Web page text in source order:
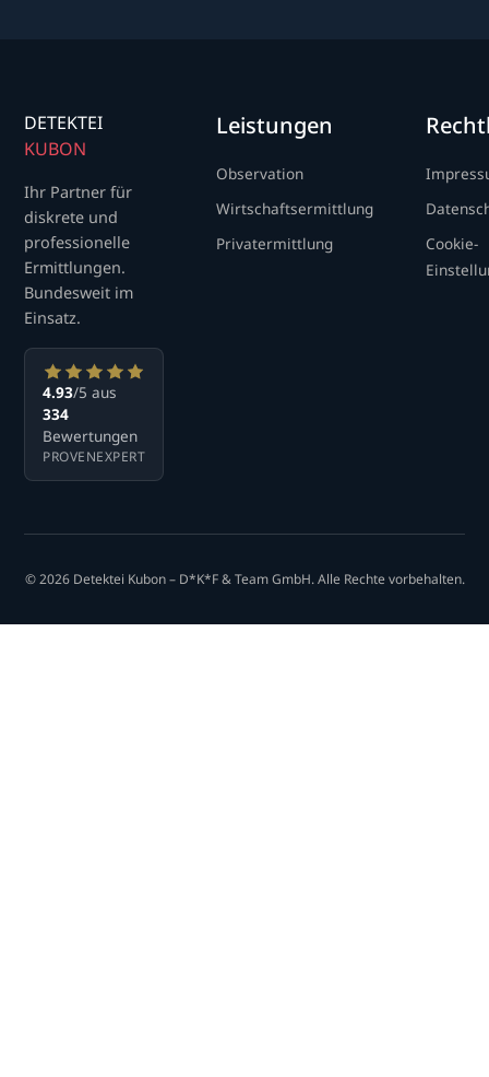
DETEKTEI
KUBON
Ihr Partner für
diskrete und
professionelle
Ermittlungen.
Bundesweit im
Einsatz.
4.93/5 aus
334
Bewertungen
PROVENEXPERT
Leistungen
Observation
Wirtschaftsermittlung
Privatermittlung
Cookie-
© 2026 Detektei Kubon – D*K*F & Team GmbH. Alle Rechte vorbehalten.